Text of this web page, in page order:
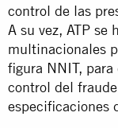
control de las
A su vez, ATP se
multinacionales
figura NNIT, para
control del
especificaciones